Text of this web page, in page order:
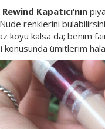
Kapatıcı’nın
renklerini
koyu kalsa da; benim
konusunda ümitlerim